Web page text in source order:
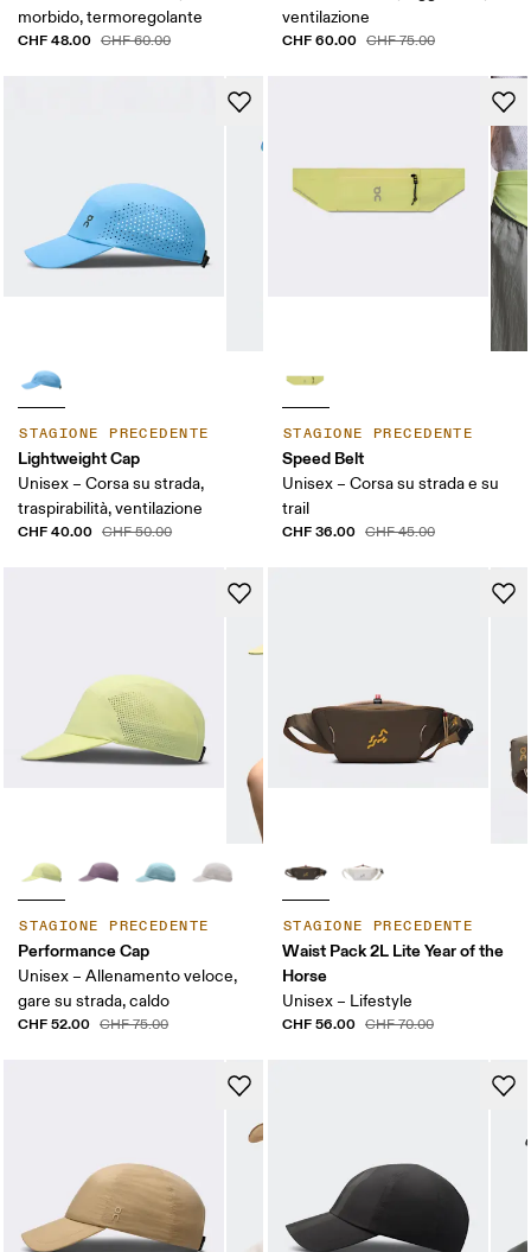
morbido, termoregolante
CHF 48.00 CHF 60.00
ventilazione
CHF 60.00 CHF 75.00
STAGIONE PRECEDENTE
Lightweight Cap
Unisex – Corsa su strada,
traspirabilità, ventilazione
CHF 40.00 CHF 50.00
STAGIONE PRECEDENTE
Speed Belt
Unisex – Corsa su strada e su
trail
CHF 36.00 CHF 45.00
STAGIONE PRECEDENTE
Performance Cap
Unisex – Allenamento veloce,
gare su strada, caldo
CHF 52.00 CHF 75.00
STAGIONE PRECEDENTE
Waist Pack 2L Lite Year of the
Horse
Unisex – Lifestyle
CHF 56.00 CHF 70.00